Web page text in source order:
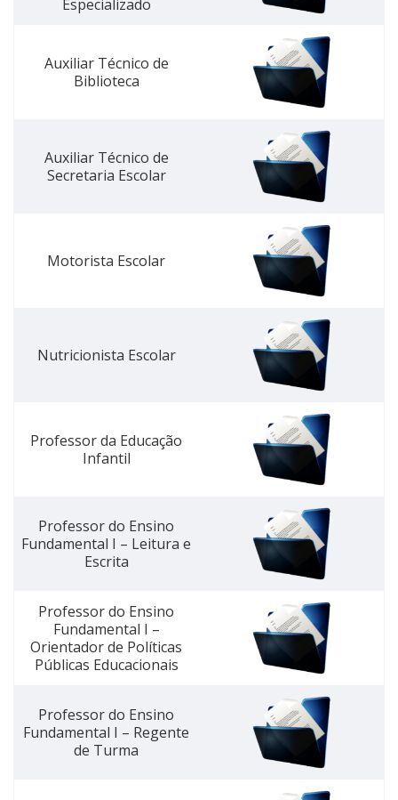
Especializado
Auxiliar Técnico de
Biblioteca
Auxiliar Técnico de
Secretaria Escolar
Motorista Escolar
Nutricionista Escolar
Professor da Educação
Infantil
Professor do Ensino
Fundamental I – Leitura e
Escrita
Professor do Ensino
Fundamental I –
Orientador de Políticas
Públicas Educacionais
Professor do Ensino
Fundamental I – Regente
de Turma